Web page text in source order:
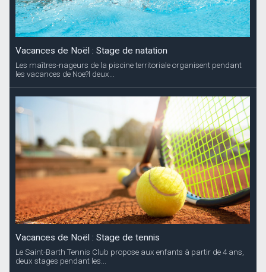
Vacances de Noël : Stage de natation
Les maîtres-nageurs de la piscine territoriale organisent pendant
les vacances de Noe?l deux...
Vacances de Noël : Stage de tennis
Le Saint-Barth Tennis Club propose aux enfants à partir de 4 ans,
deux stages pendant les...